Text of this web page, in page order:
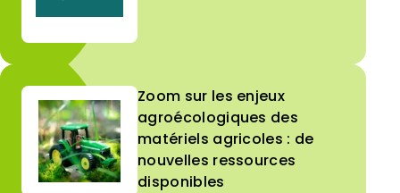
Zoom sur les enjeux
agroécologiques des
matériels agricoles : de
nouvelles ressources
disponibles